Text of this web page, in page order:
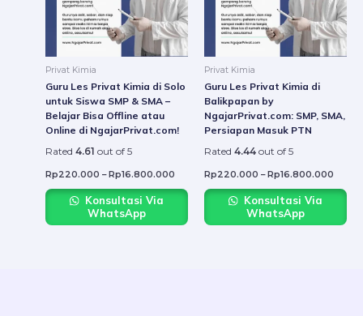
Privat Kimia
Guru Les Privat Kimia di Solo
untuk Siswa SMP & SMA –
Belajar Bisa Offline atau
Online di NgajarPrivat.com!
Rated 4.61 out of 5
Rp220.000 – Rp16.800.000
The
options
may
chosen
product
Konsultasi Via
WhatsApp
Privat Kimia
Guru Les Privat Kimia di
Balikpapan by
NgajarPrivat.com: SMP, SMA,
Persiapan Masuk PTN
Rated 4.44 out of 5
Rp220.000 – Rp16.800.000
The
may
the
Konsultasi Via
WhatsApp